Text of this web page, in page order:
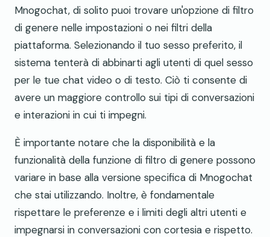
Mnogochat, di solito puoi trovare un'opzione di filtro
di genere nelle impostazioni o nei filtri della
piattaforma. Selezionando il tuo sesso preferito, il
sistema tenterà di abbinarti agli utenti di quel sesso
per le tue chat video o di testo. Ciò ti consente di
avere un maggiore controllo sui tipi di conversazioni
e interazioni in cui ti impegni.
È importante notare che la disponibilità e la
funzionalità della funzione di filtro di genere possono
variare in base alla versione specifica di Mnogochat
che stai utilizzando. Inoltre, è fondamentale
rispettare le preferenze e i limiti degli altri utenti e
impegnarsi in conversazioni con cortesia e rispetto.